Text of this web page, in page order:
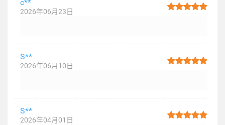
c**
2026年06月23日
S**
2026年06月10日
S**
2026年04月01日